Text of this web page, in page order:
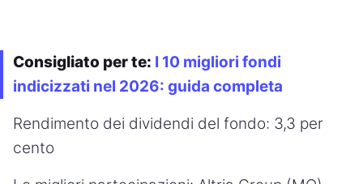
Consigliato per te: I 10 migliori fondi
indicizzati nel 2026: guida completa
Rendimento dei dividendi del fondo: 3,3 per
cento